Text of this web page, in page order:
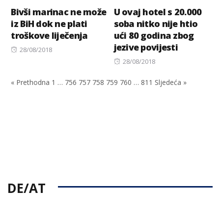
Bivši marinac ne može
iz BiH dok ne plati
troškove liječenja
Posted
28/08/2018
U ovaj hotel s 20.000
soba nitko nije htio
ući 80 godina zbog
jezive povijesti
Posted
28/08/2018
« Prethodna 1 … 756 757 758 759 760 … 811 Sljedeća »
DE/AT